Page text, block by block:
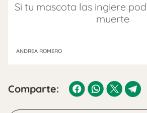
Si tu mascota las ingiere
muerte
ANDREA ROMERO
Comparte: